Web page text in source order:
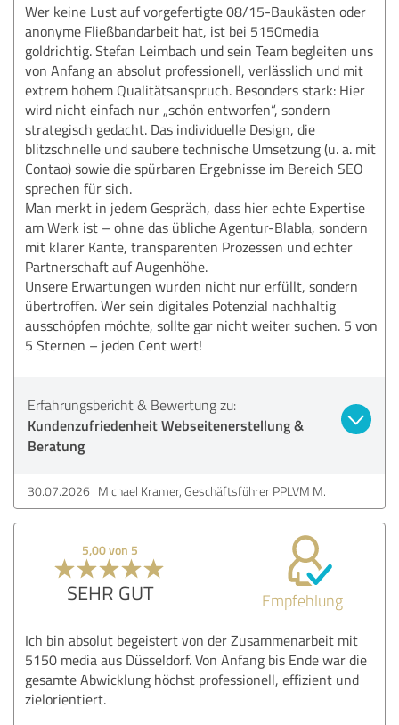
Wer keine Lust auf vorgefertigte 08/15-Baukästen oder
anonyme Fließbandarbeit hat, ist bei 5150media
goldrichtig. Stefan Leimbach und sein Team begleiten uns
von Anfang an absolut professionell, verlässlich und mit
extrem hohem Qualitätsanspruch. Besonders stark: Hier
wird nicht einfach nur „schön entworfen“, sondern
strategisch gedacht. Das individuelle Design, die
blitzschnelle und saubere technische Umsetzung (u. a. mit
Contao) sowie die spürbaren Ergebnisse im Bereich SEO
sprechen für sich.
Man merkt in jedem Gespräch, dass hier echte Expertise
am Werk ist – ohne das übliche Agentur-Blabla, sondern
mit klarer Kante, transparenten Prozessen und echter
Partnerschaft auf Augenhöhe.
Unsere Erwartungen wurden nicht nur erfüllt, sondern
übertroffen. Wer sein digitales Potenzial nachhaltig
ausschöpfen möchte, sollte gar nicht weiter suchen. 5 von
5 Sternen – jeden Cent wert!
Erfahrungsbericht & Bewertung zu:
Kundenzufriedenheit Webseitenerstellung &
Beratung
30.07.2026 Michael Kramer, Geschäftsführer PPLVM M.
5,00 von 5
SEHR GUT Empfehlung
Ich bin absolut begeistert von der Zusammenarbeit mit
5150 media aus Düsseldorf. Von Anfang bis Ende war die
gesamte Abwicklung höchst professionell, effizient und
zielorientiert.